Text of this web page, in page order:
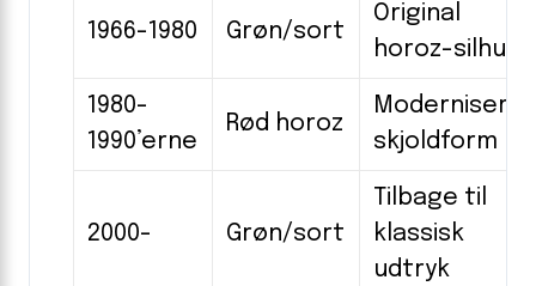
1966-1980 Grøn/sort
Original
horoz-silhuet
1980-
1990’erne
Rød horoz
Moderniseret
skjoldform
2000- Grøn/sort
Tilbage til
klassisk
udtryk